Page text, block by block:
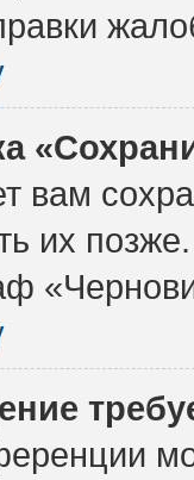
вам
их